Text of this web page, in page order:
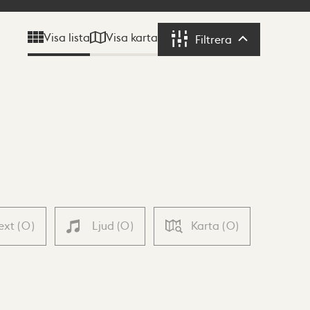
Visa lista Visa karta Filtrera Filtrera
(0) Ljud (0) Karta (0)